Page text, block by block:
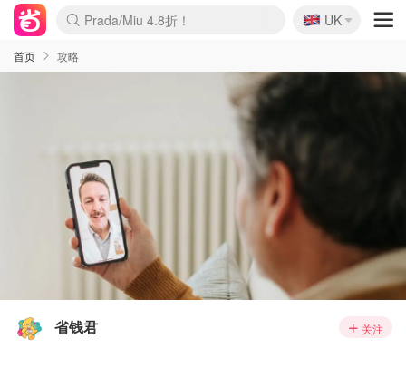
Prada/Miu 4.8折！
🇬🇧
UK
首页 攻略
省钱君 关注